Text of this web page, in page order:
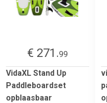
€ 271.99
VidaXL Stand Up
Paddleboardset
opblaasbaar